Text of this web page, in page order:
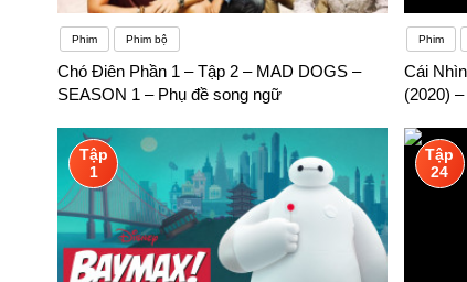
Phim Phim bộ
Chó Điên Phần 1 – Tập 2 – MAD DOGS –
SEASON 1 – Phụ đề song ngữ
Phim
Cái
(2020)
Tập
1
Tập
24